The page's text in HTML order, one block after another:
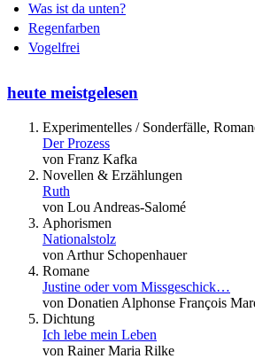
Was ist da unten?
Regenfarben
Vogelfrei
heute meistgelesen
Experimentelles / Sonderfälle,
Der Prozess
von Franz Kafka
Novellen & Erzählungen
Ruth
von Lou Andreas-Salomé
Aphorismen
Nationalstolz
von Arthur Schopenhauer
Romane
Justine oder vom Missgeschick…
von Donatien Alphonse François
Dichtung
Ich lebe mein Leben
von Rainer Maria Rilke